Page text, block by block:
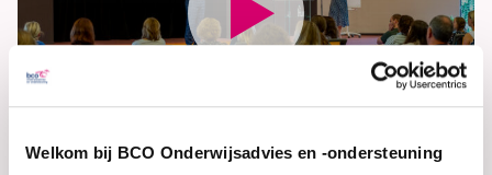
Welkom bij BCO Onderwijsadvies en -ondersteuning
Koersdag 2021